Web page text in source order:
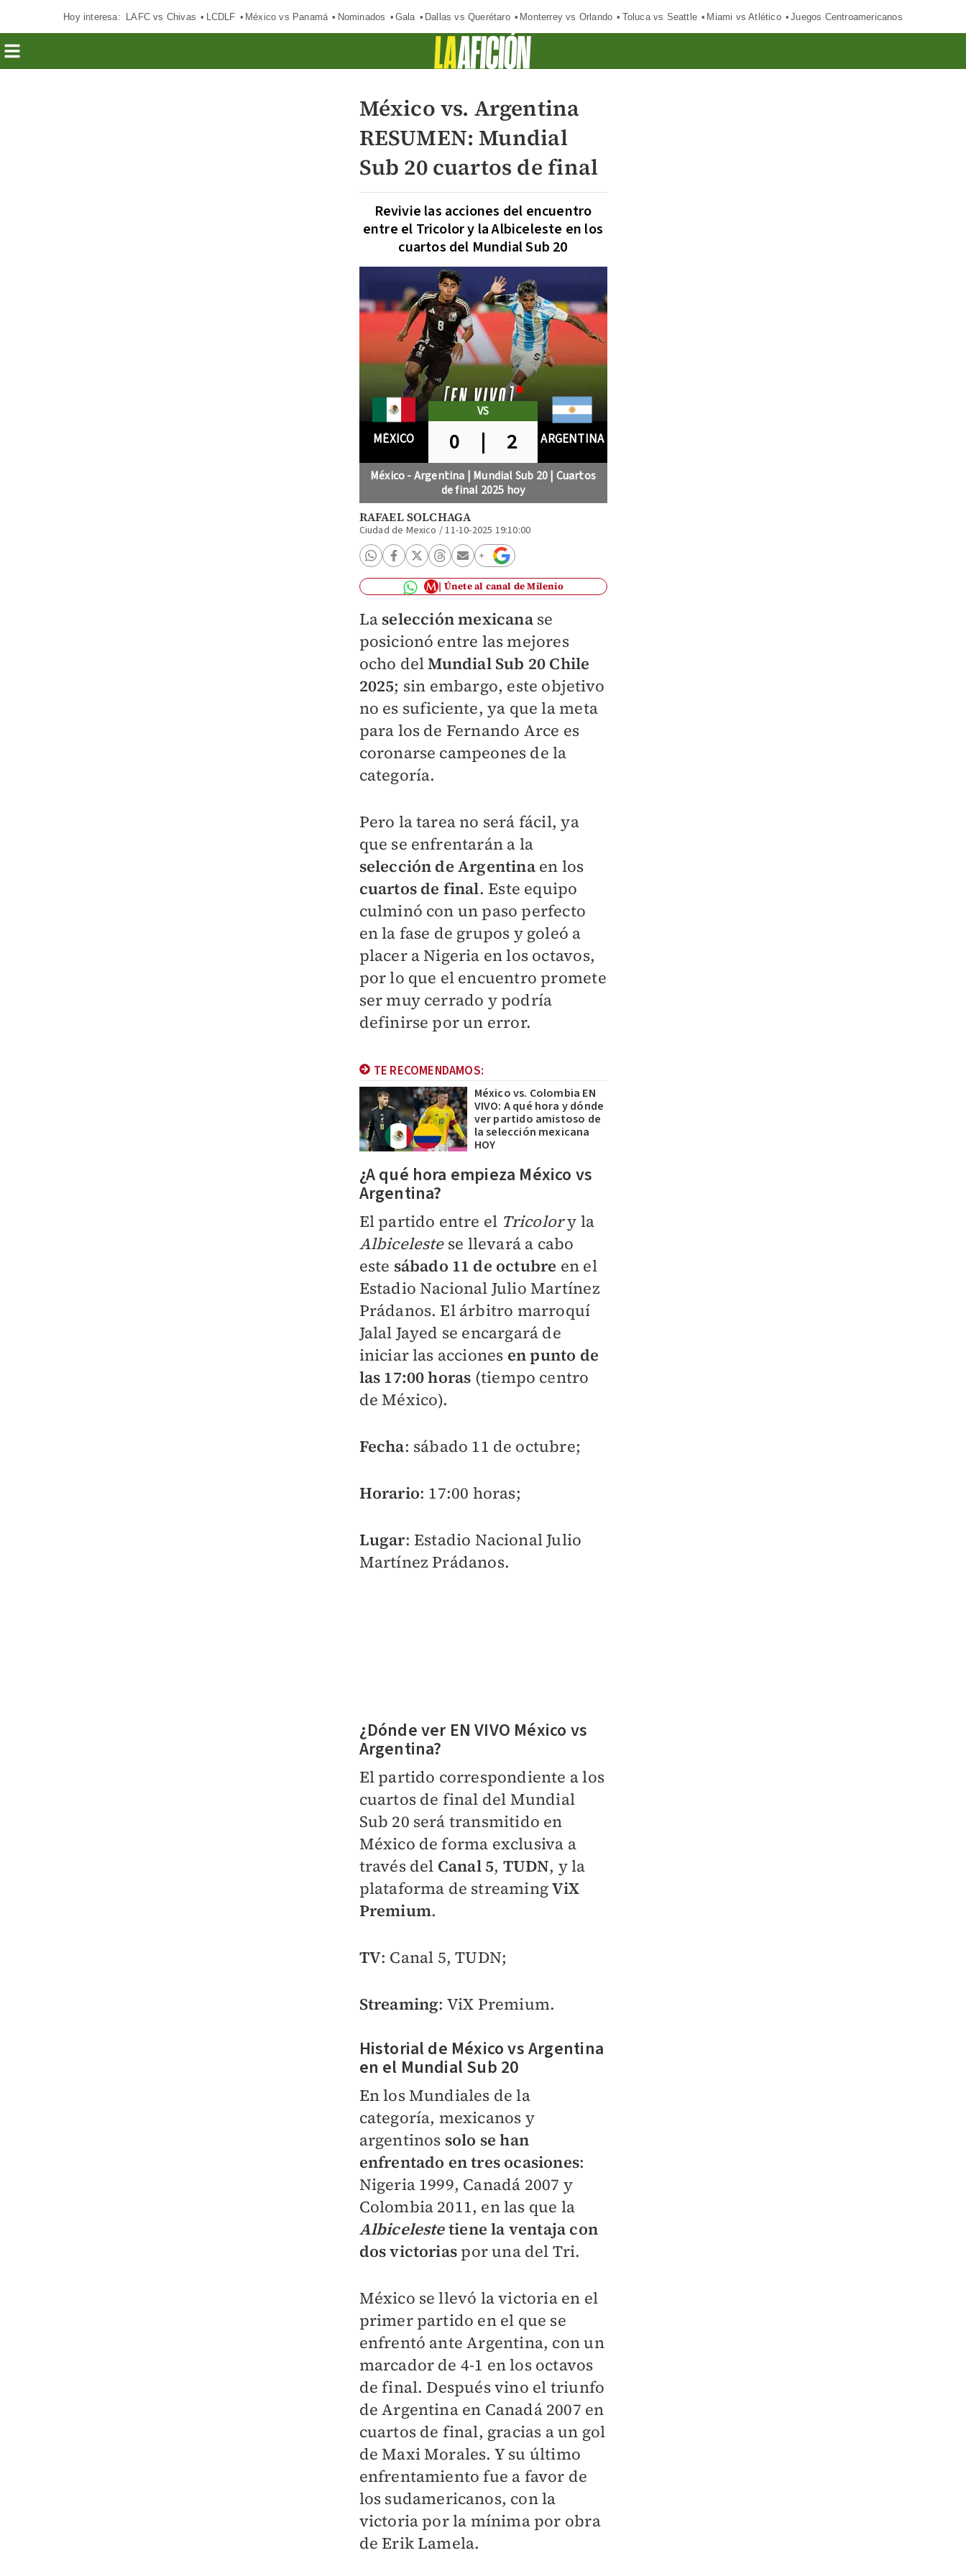
Hoy interesa: LAFC vs Chivas LCDLF México vs Panamá Nominados Gala Dallas vs Querétaro Monterrey vs Orlando Toluca vs Seattle Miami vs Atlético Juegos Centroamericanos
México vs. Argentina
RESUMEN: Mundial
Sub 20 cuartos de final
Revivie las acciones del encuentro
entre el Tricolor y la Albiceleste en los
cuartos del Mundial Sub 20
VS
MÉXICO 0 | 2 ARGENTINA
México - Argentina | Mundial Sub 20 | Cuartos
de final 2025 hoy
RAFAEL SOLCHAGA
Ciudad de Mexico /11-10-2025 19:10:00
Únete al canal de Milenio
La selección mexicanase
posicionó entre las mejores
ocho delMundial Sub 20 Chile
2025; sin embargo, este objetivo
no es suficiente, ya que la meta
para los de Fernando Arce es
coronarse campeones de la
categoría.
Pero la tarea no será fácil, ya
que se enfrentarán a la
selección de Argentinaen los
cuartos de final. Este equipo
culminó con un paso perfecto
en la fase de grupos y goleó a
placer a Nigeria en los octavos,
por lo que el encuentro promete
ser muy cerrado y podría
definirse por un error.
TE RECOMENDAMOS:
México vs. Colombia EN
VIVO: A qué hora y dónde
ver partido amistoso de
la selección mexicana
HOY
¿A qué hora empieza México vs
Argentina?
El partido entre el Tricolory la
Albicelestese llevará a cabo
este sábado 11 de octubre en el
Estadio Nacional Julio Martínez
Prádanos. El árbitro marroquí
Jalal Jayed se encargará de
iniciar las acciones en punto de
las 17:00 horas (tiempo centro
de México).
Fecha: sábado 11 de octubre;
Horario: 17:00 horas;
Lugar: Estadio Nacional Julio
Martínez Prádanos.
¿Dónde ver EN VIVO México vs
Argentina?
El partido correspondiente a los
cuartos de final del Mundial
Sub 20 será transmitido en
México de forma exclusiva a
través del Canal 5, TUDN, y la
plataforma de streamingViX
Premium.
TV: Canal 5, TUDN;
Streaming: ViX Premium.
Historial de México vs Argentina
en el Mundial Sub 20
En los Mundiales de la
categoría, mexicanos y
argentinos solo se han
enfrentado en tres ocasiones:
Nigeria 1999, Canadá 2007 y
Colombia 2011, en las que la
Albicelestetiene la ventaja con
dos victorias por una del Tri.
México se llevó la victoria en el
primer partido en el que se
enfrentó ante Argentina, con un
marcador de 4-1 en los octavos
de final. Después vino el triunfo
de Argentina en Canadá 2007 en
cuartos de final, gracias a un gol
de Maxi Morales. Y su último
enfrentamiento fue a favor de
los sudamericanos, con la
victoria por la mínima por obra
de Erik Lamela.